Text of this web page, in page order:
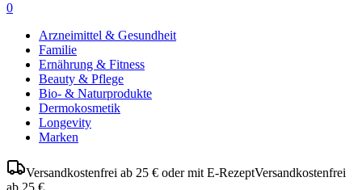
0
Arzneimittel & Gesundheit
Familie
Ernährung & Fitness
Beauty & Pflege
Bio- & Naturprodukte
Dermokosmetik
Longevity
Marken
Versandkostenfrei ab 25 € oder mit E-RezeptVersandkostenfrei
ab 25 €